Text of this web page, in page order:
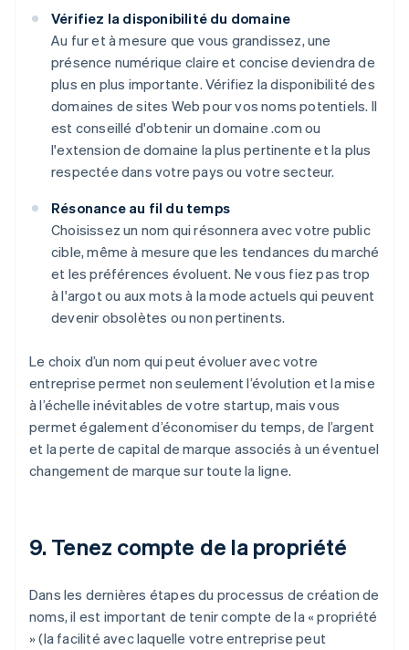
Vérifiez la disponibilité du domaine
Au fur et à mesure que vous grandissez, une
présence numérique claire et concise deviendra de
plus en plus importante. Vérifiez la disponibilité des
domaines de sites Web pour vos noms potentiels. Il
est conseillé d'obtenir un domaine .com ou
l'extension de domaine la plus pertinente et la plus
respectée dans votre pays ou votre secteur.
Résonance au fil du temps
Choisissez un nom qui résonnera avec votre public
cible, même à mesure que les tendances du marché
et les préférences évoluent. Ne vous fiez pas trop
à l'argot ou aux mots à la mode actuels qui peuvent
devenir obsolètes ou non pertinents.
Le choix d’un nom qui peut évoluer avec votre
entreprise permet non seulement l’évolution et la mise
à l’échelle inévitables de votre startup, mais vous
permet également d’économiser du temps, de l’argent
et la perte de capital de marque associés à un éventuel
changement de marque sur toute la ligne.
9. Tenez compte de la propriété
Dans les dernières étapes du processus de création de
noms, il est important de tenir compte de la « propriété
» (la facilité avec laquelle votre entreprise peut